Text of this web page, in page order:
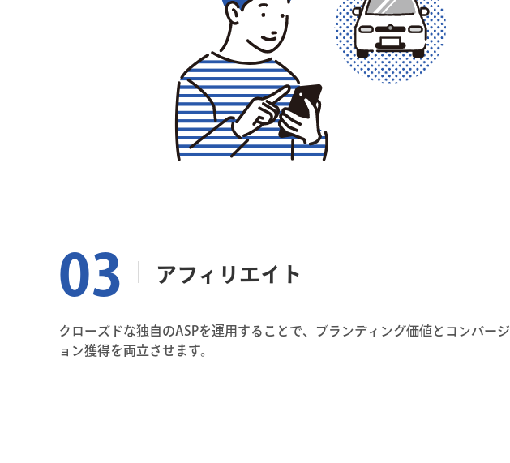
アフィリエイト
クローズドな独自のASPを運用することで、ブランディング価値とコンバージ
ョン獲得を両立させます。